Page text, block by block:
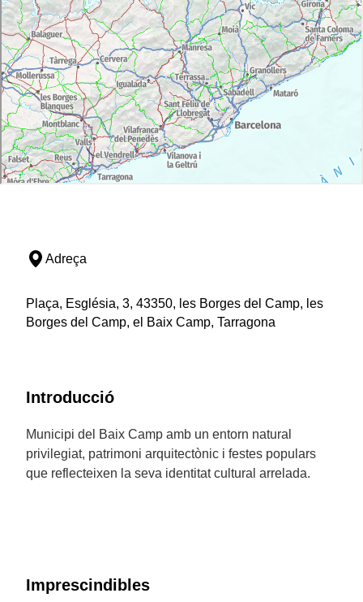
Adreça
Plaça, Església, 3, 43350, les Borges del Camp, les
Borges del Camp, el Baix Camp, Tarragona
Introducció
Municipi del Baix Camp amb un entorn natural
privilegiat, patrimoni arquitectònic i festes populars
que reflecteixen la seva identitat cultural arrelada.
Imprescindibles